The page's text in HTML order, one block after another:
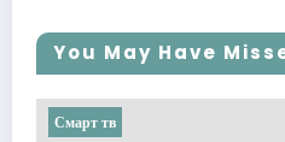
You May Have
Смарт тв